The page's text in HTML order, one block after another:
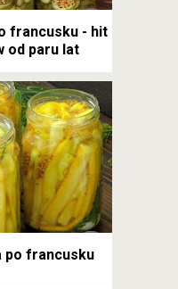
francusku - hit
od paru lat
po francusku